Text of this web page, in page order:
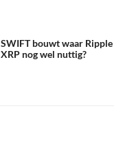
SWIFT bouwt waar
XRP nog wel nuttig?